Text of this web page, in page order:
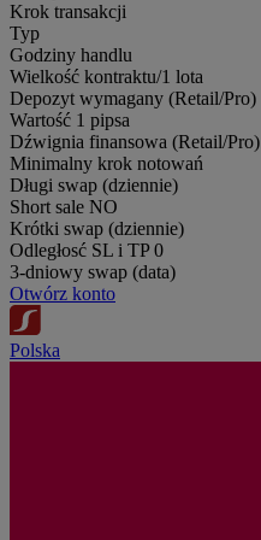
Krok transakcji
Typ
Godziny handlu
Wielkość kontraktu/1 lota
Depozyt wymagany (Retail/Pro)
Wartość 1 pipsa
Dźwignia finansowa (Retail/Pro)
Minimalny krok notowań
Długi swap (dziennie)
Short sale NO
Krótki swap (dziennie)
Odległosć SL i TP 0
3-dniowy swap (data)
Otwórz konto
Polska